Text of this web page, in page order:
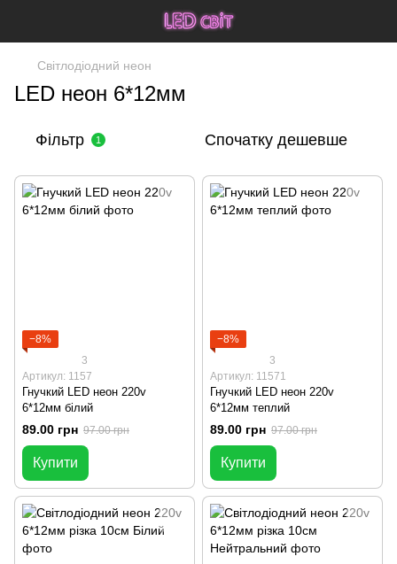
Світлодіодний неон
LED неон 6*12мм
Фільтр 1 Спочатку дешевше
−8%
3
Артикул: 1157
Гнучкий LED неон 220v
6*12мм білий
89.00 грн 97.00 грн
Купити
−8%
3
Артикул: 11571
Гнучкий LED неон 220v
6*12мм теплий
89.00 грн 97.00 грн
Купити